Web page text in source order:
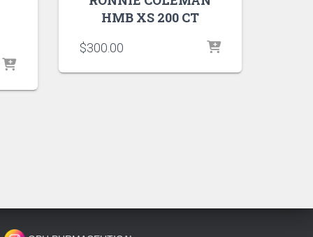
HMB XS 200 CT
$300.00